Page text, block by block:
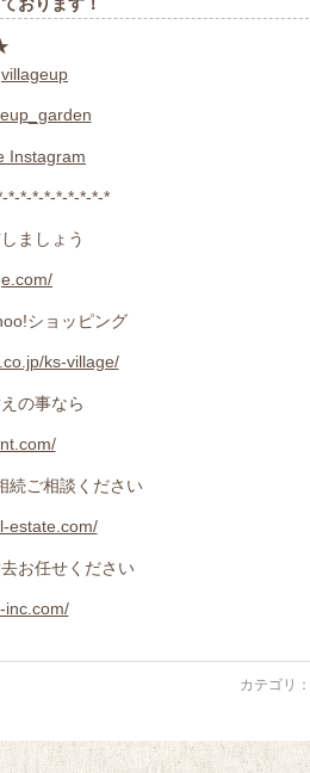
villageup
Instagram
*-*-*-*-*-*-*-*-*
ましょう
ショッピング
ks-village/
の事なら
続ご相談ください
estate.com/
お任せください
inc.com/
カテゴリ：